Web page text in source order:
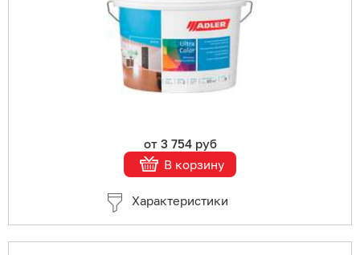
от 3 754 руб
В корзину
Характеристики
В корзину
Подробнее